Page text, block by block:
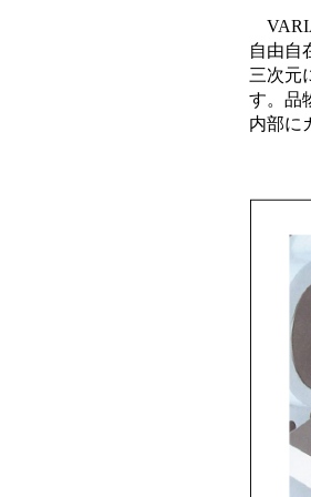
自由自
三次元
す。品
内部に